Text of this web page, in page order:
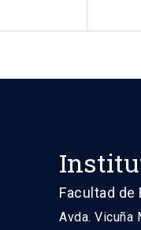
Facultad de
Avda. Vicuña